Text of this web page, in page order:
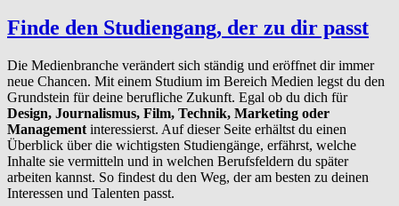
Finde den Studiengang, der zu dir passt
Die Medienbranche verändert sich ständig und eröffnet dir immer
neue Chancen. Mit einem Studium im Bereich Medien legst du den
Grundstein für deine berufliche Zukunft. Egal ob du dich für
Design, Journalismus, Film, Technik, Marketing oder
Management interessierst. Auf dieser Seite erhältst du einen
Überblick über die wichtigsten Studiengänge, erfährst, welche
Inhalte sie vermitteln und in welchen Berufsfeldern du später
arbeiten kannst. So findest du den Weg, der am besten zu deinen
Interessen und Talenten passt.